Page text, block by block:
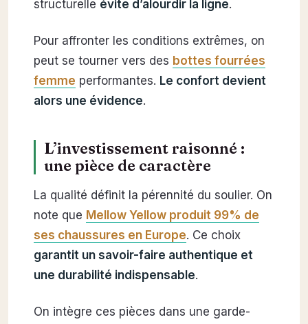
structurelle évite d’alourdir la ligne.
Pour affronter les conditions extrêmes, on
peut se tourner vers des bottes fourrées
femme performantes. Le confort devient
alors une évidence.
L’investissement raisonné :
une pièce de caractère
La qualité définit la pérennité du soulier. On
note que Mellow Yellow produit 99% de
ses chaussures en Europe. Ce choix
garantit un savoir-faire authentique et
une durabilité indispensable.
On intègre ces pièces dans une garde-